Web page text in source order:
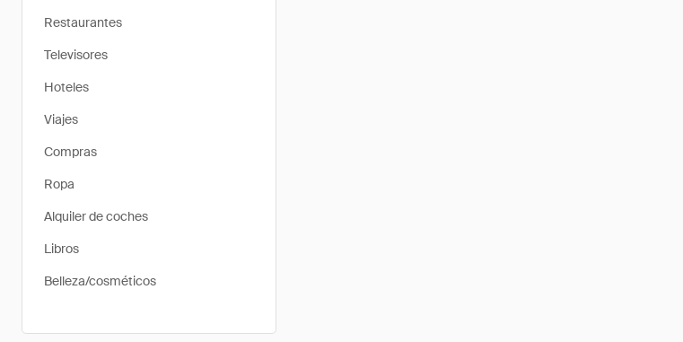
Restaurantes
Televisores
Hoteles
Viajes
Compras
Ropa
Alquiler de coches
Libros
Belleza/cosméticos